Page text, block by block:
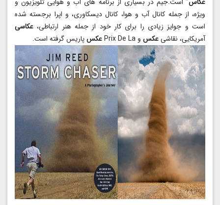
ویژه، از جمله کانال آب و هوا، کانال دیسکاوری، و اپرا برجسته شده
است و جوایز زیادی را برای کار خود از جمله هنر ارتباطی، عکاسی
آمریکایی، نقاشیعکسو Prix De La عکسپاریس گرفته است.